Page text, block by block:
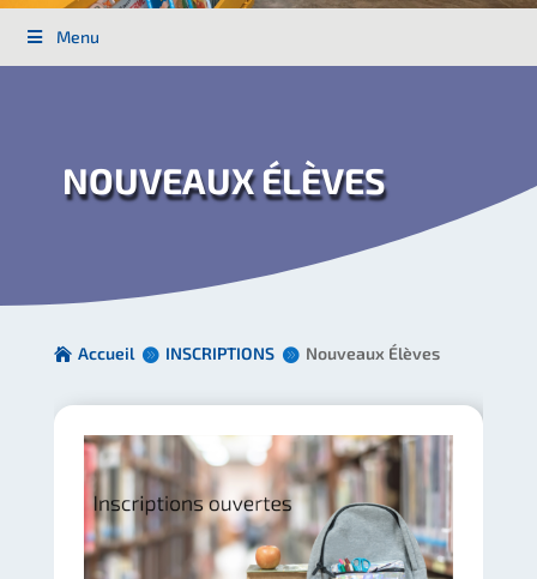
Menu
NOUVEAUX ÉLÈVES
Accueil INSCRIPTIONS Nouveaux Élèves